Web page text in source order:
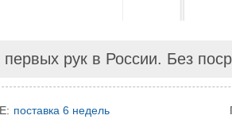
рук в России. Без
поставка 6 недель